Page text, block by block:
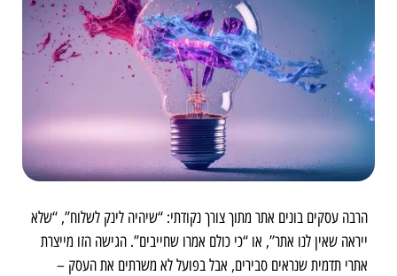
הרבה עסקים בונים אתר מתוך צורך נקודתי: “שיהיה לינק לשלוח”, “שלא
ייראה שאין לנו אתר”, או “כי כולם אמרו שחייבים”. הגישה הזו מייצרת
אתרי תדמית שנראים סבירים, אבל בפועל לא משרתים את העסק –